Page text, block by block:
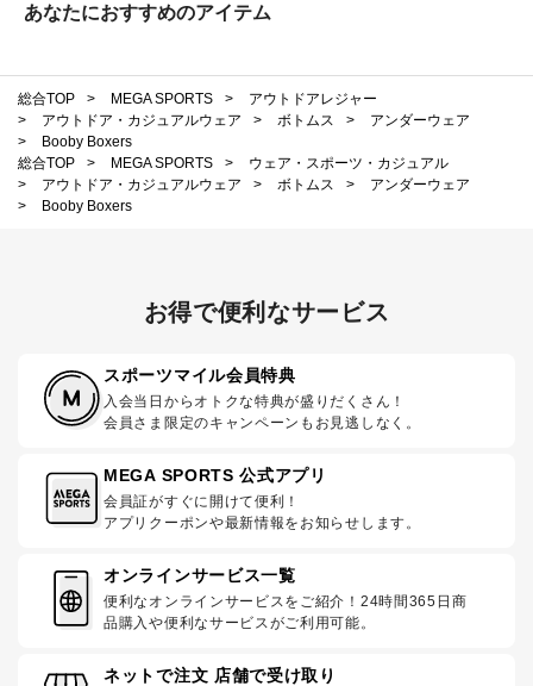
あなたにおすすめのアイテム
総合TOP > MEGA SPORTS >
アウトドアレジャー
>
アウトドア・カジュアルウェア > ボトムス >
アンダーウェア
>
Booby Boxers
総合TOP
> MEGA SPORTS >
ウェア・スポーツ・カジュアル
>
アウトドア・カジュアルウェア > ボトムス >
アンダーウェア
>
Booby Boxers
お得で便利なサービス
スポーツマイル会員特典
入会当日からオトクな特典が盛りだくさん！
会員さま限定のキャンペーンもお見逃しなく。
MEGA SPORTS 公式アプリ
会員証がすぐに開けて便利！
アプリクーポンや最新情報をお知らせします。
オンラインサービス一覧
便利なオンラインサービスをご紹介！24時間365日商
品購入や便利なサービスがご利用可能。
ネットで注文 店舗で受け取り